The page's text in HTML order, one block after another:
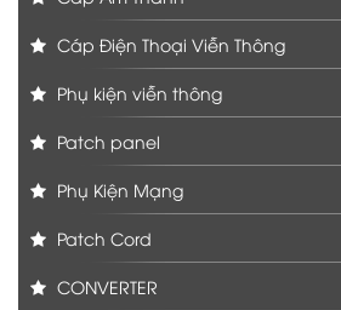
Cáp Điện Thoại Viễn Thông
Phụ kiện viễn thông
Patch panel
Phụ Kiện Mạng
Patch Cord
CONVERTER